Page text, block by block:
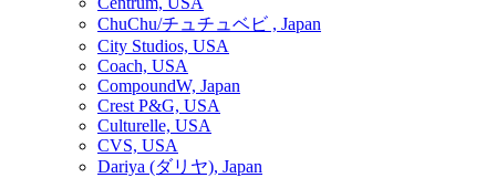
ChuChu/チュチュベビ , Japan
City Studios, USA
Coach, USA
CompoundW, Japan
Crest P&G, USA
Culturelle, USA
CVS, USA
Dariya (ダリヤ), Japan